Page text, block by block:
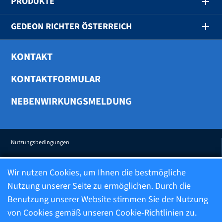
GEDEON RICHTER ÖSTERREICH
KONTAKT
KONTAKTFORMULAR
NEBENWIRKUNGSMELDUNG
Nutzungsbedingungen
Transparenz
Datenschutzerklärung
Wir nutzen Cookies, um Ihnen die bestmögliche
Nutzung unserer Seite zu ermöglichen. Durch die
Benutzung unserer Website stimmen Sie der Nutzung
von Cookies gemäß unseren Cookie-Richtlinien zu.